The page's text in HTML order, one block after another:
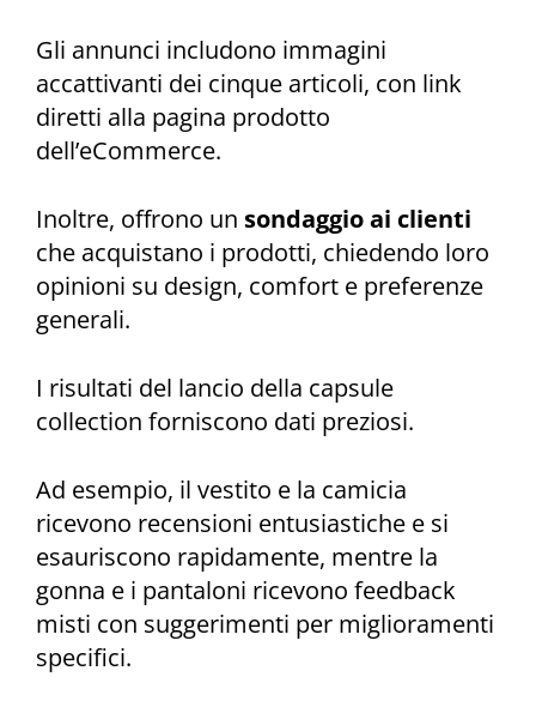
Gli annunci includono immagini
accattivanti dei cinque articoli, con link
diretti alla pagina prodotto
dell’eCommerce.
Inoltre, offrono un sondaggio ai clienti
che acquistano i prodotti, chiedendo loro
opinioni su design, comfort e preferenze
generali.
I risultati del lancio della capsule
collection forniscono dati preziosi.
Ad esempio, il vestito e la camicia
ricevono recensioni entusiastiche e si
esauriscono rapidamente, mentre la
gonna e i pantaloni ricevono feedback
misti con suggerimenti per miglioramenti
specifici.